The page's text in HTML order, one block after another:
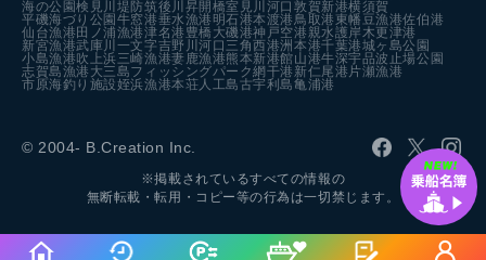
海の公園検見川堤防筑後川昇開橋室見川河口敦賀新港横須賀
平磯海づり公園 牛窓港垂水漁港 明石港本渡港鳥取港 東幡豆漁港佐伯港
仙台漁港 田ノ浦漁港津名港 豊橋 大磯港神戸空港親水護岸木更津港
新宮漁港武庫川一文字吉野川河口 三角西港洲本港千葉港城ヶ島公園
小島漁港吹上浜三崎漁港妻鹿漁港熊本新港館山港牛深宇品波止場公園
志賀島漁港 大三島フィッシングパーク網干港 新仁尾港 片瀬漁港
市原海釣り施設姪浜漁港本荘人工島古宇利島亀浦港
© 2004- B.Creation Inc.
※掲載されているすべての情報の
無断転載・転用・コピー等の行為は一切禁じます。